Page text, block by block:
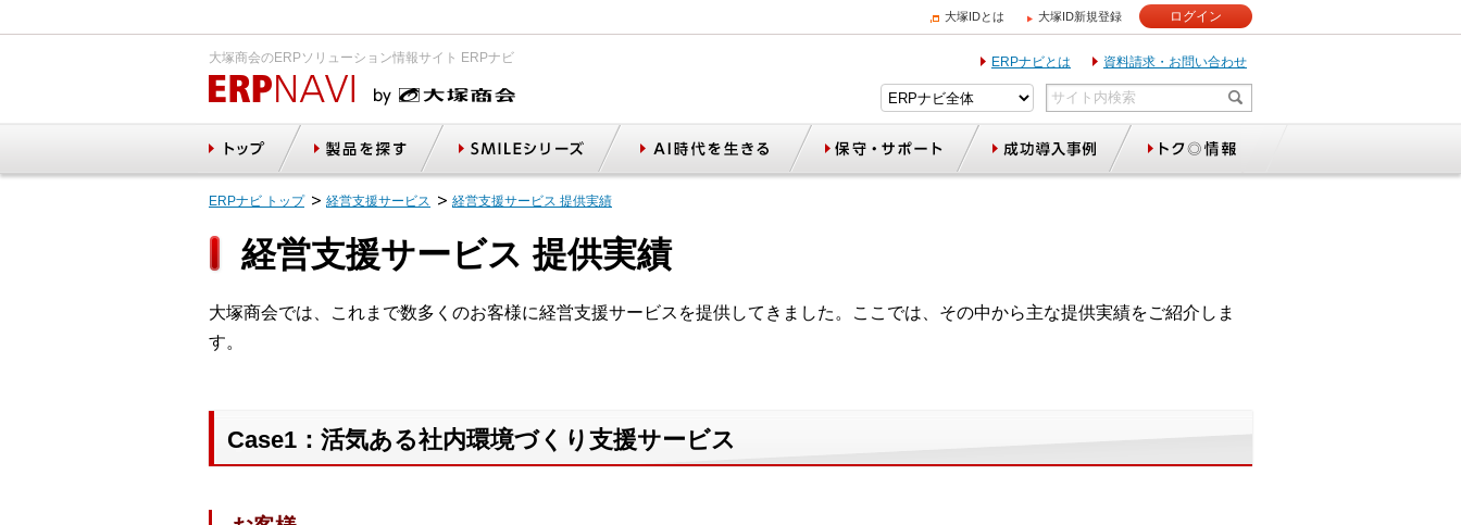
大塚IDとは 大塚ID新規登録 ログイン
大塚商会のERPソリューション情報サイト ERPナビ ERPナビとは 資料請求・お問い合わせ
ERPナビ トップ 経営支援サービス 経営支援サービス 提供実績
経営支援サービス 提供実績
大塚商会では、これまで数多くのお客様に経営支援サービスを提供してきました。ここでは、その中から主な提供実績をご紹介しま
す。
Case1：活気ある社内環境づくり支援サービス